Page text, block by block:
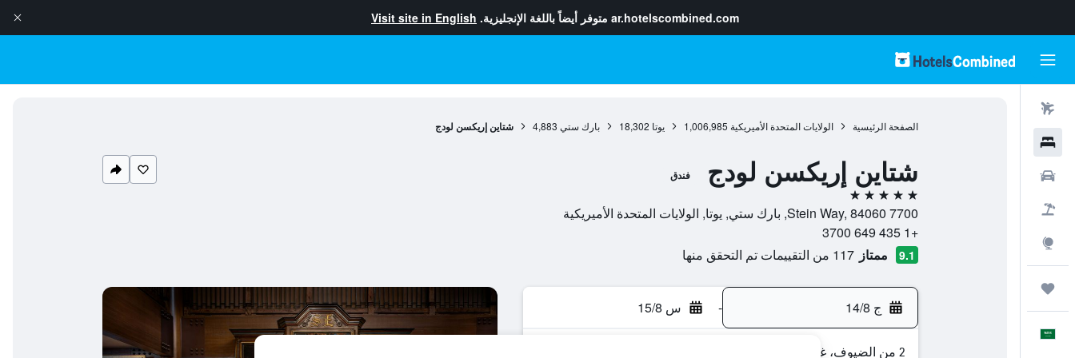
ar.hotelscombined.com متوفر أيضاً باللغة الإنجليزية. Visit site in English
الصفحة الرئيسية الولايات المتحدة الأميريكية 1,006,985 يوتا 18,302 بارك ستي 4,883 شتاين إريكسن لودج
شتاين إريكسن لودج فندق
5 نجوم
7700 Stein Way, 84060, بارك ستي, يوتا, الولايات المتحدة الأميريكية
+1 435 649 3700
9.1 ممتاز 117 من التقييمات تم التحقق منها
ج 14/8 - س 15/8
2 من الضيوف، غرفة واحدة